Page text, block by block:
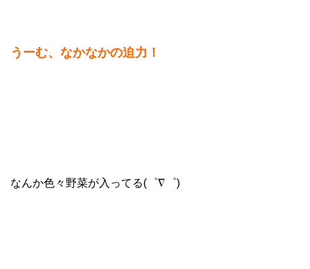
うーむ、なかなかの迫力！
なんか色々野菜が入ってる(゜∇゜)